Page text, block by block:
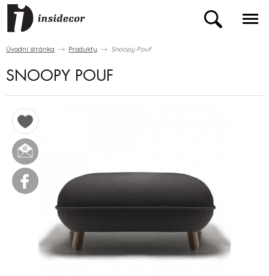
Úvodní stránka Produkty Snoopy Pouf
SNOOPY POUF